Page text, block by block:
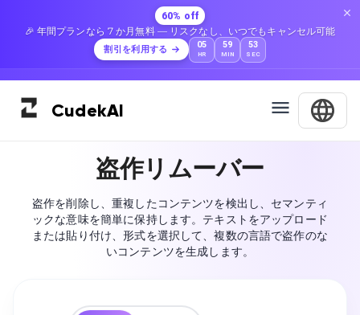
60% off
🎉 年間プランなら 7 か月無料 — リスクなし、いつでもキャンセル可能
割引を利用する 05
HR
59
MIN
52
SEC
CudekAI
盗作リムーバー
盗作を削除し、重複したコンテンツを検出し、セマンティ
ックな意味を簡単に保持します。テキストをアップロード
または貼り付け、形式を選択して、複数の言語で盗作のな
いコンテンツを生成します。